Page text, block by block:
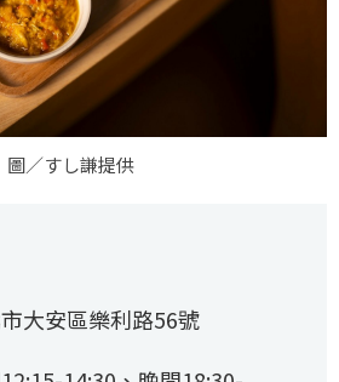
圖／すし謙提供
大安區樂利路56號